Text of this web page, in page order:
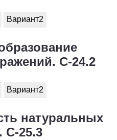
Вариант2
С-24.2
Вариант2
натуральных
С-25.3